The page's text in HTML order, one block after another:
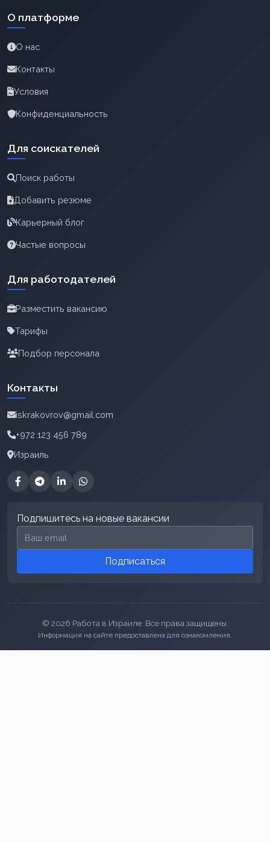
О платформе
О нас
Контакты
Условия
Конфиденциальность
Для соискателей
Поиск работы
Добавить резюме
Карьерный блог
Частые вопросы
Для работодателей
Разместить вакансию
Тарифы
Подбор персонала
Контакты
iskrakovrov@gmail.com
+972 123 456 789
Израиль
Подпишитесь на новые вакансии
Email для подписки
Подписаться
© 2026 Работа в Израиле. Все права защищены.
Информация на сайте предоставлена для ознакомления.